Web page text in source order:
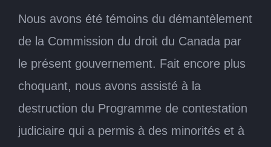
Nous avons été témoins du démantèlement
de la Commission du droit du Canada par
le présent gouvernement. Fait encore plus
choquant, nous avons assisté à la
destruction du Programme de contestation
judiciaire qui a permis à des minorités et à